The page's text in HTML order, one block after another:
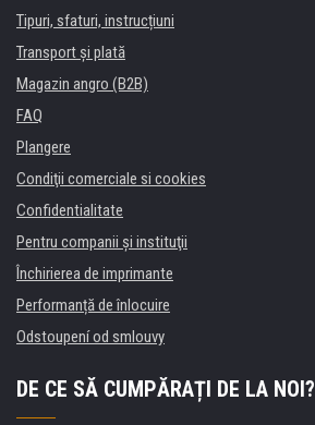
Tipuri, sfaturi, instrucțiuni
Transport şi plată
Magazin angro (B2B)
FAQ
Plangere
Condiţii comerciale si cookies
Confidentialitate
Pentru companii și instituţii
Închirierea de imprimante
Performanță de înlocuire
Odstoupení od smlouvy
DE CE SĂ CUMPĂRAȚI DE LA NOI?